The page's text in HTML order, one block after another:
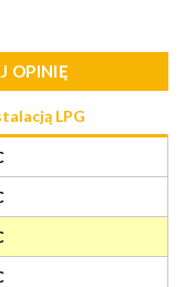
OPINIĘ
LPG